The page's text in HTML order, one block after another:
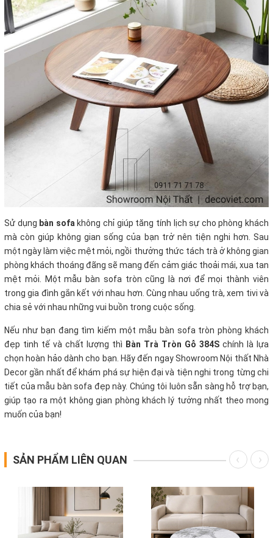
Sử dụng bàn sofakhông chỉ giúp tăng tính lịch sự cho phòng khách
mà còn giúp không gian sống của bạn trở nên tiện nghi hơn. Sau
một ngày làm việc mệt mỏi, ngồi thưởng thức tách trà ở không gian
phòng khách thoáng đãng sẽ mang đến cảm giác thoải mái, xua tan
mệt mỏi. Một mẫu bàn sofa tròn cũng là nơi để mọi thành viên
trong gia đình gắn kết với nhau hơn. Cùng nhau uống trà, xem tivi và
chia sẻ với nhau những vui buồn trong cuộc sống.
Nếu như bạn đang tìm kiếm một mẫu bàn sofa tròn phòng khách
đẹp tinh tế và chất lượng thì Bàn Trà Tròn Gỗ 384S chính là lựa
chọn hoàn hảo dành cho bạn. Hãy đến ngay Showroom Nội thất Nhà
Decor gần nhất để khám phá sự hiện đại và tiện nghi trong từng chi
tiết của mẫu bàn sofa đẹp này. Chúng tôi luôn sẵn sàng hỗ trợ bạn,
giúp tạo ra một không gian phòng khách lý tưởng nhất theo mong
muốn của bạn!
SẢN PHẨM LIÊN QUAN